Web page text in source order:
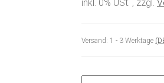
inkl. 0% USt. , zzgl.
Versand: 1 - 3 Werktage